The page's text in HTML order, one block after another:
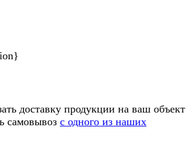
доставку продукции на ваш объект
самовывоз с одного из наших